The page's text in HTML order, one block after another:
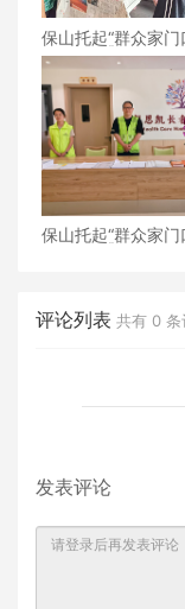
保山托起“群众家
福”（6）‖腾冲猴
口的“火塘会”，激
理“神经末梢”
保山托起“群众家
评论列表 共有 0 条
发表评论